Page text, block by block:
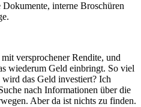
interne Broschüren
versprochener Rendite, und
wiederum Geld einbringt. So viel
das Geld investiert? Ich
nach Informationen über die
Aber da ist nichts zu finden.